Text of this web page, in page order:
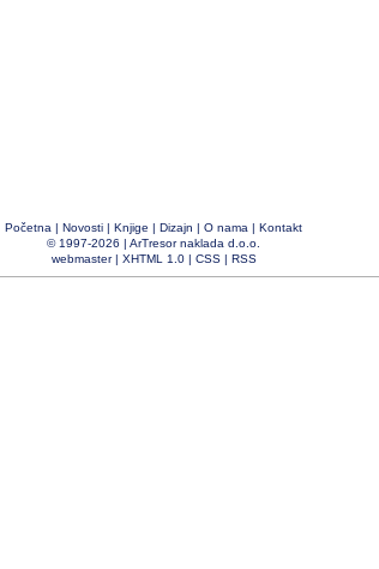
Početna | Novosti | Knjige | Dizajn | O nama | Kontakt
© 1997-2026 | ArTresor naklada d.o.o.
webmaster| XHTML 1.0| CSS| RSS